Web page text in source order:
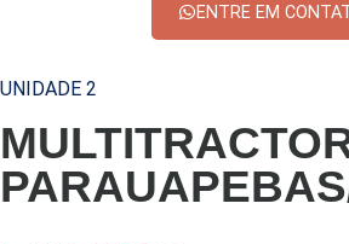
ENTRE EM
UNIDADE 2